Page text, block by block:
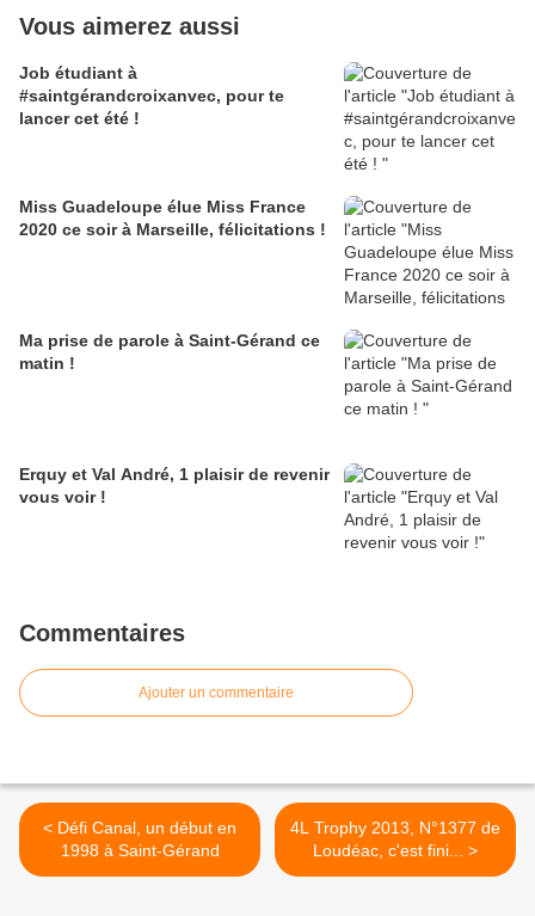
Vous aimerez aussi
Job étudiant à
#saintgérandcroixanvec, pour te
lancer cet été !
Miss Guadeloupe élue Miss France
2020 ce soir à Marseille, félicitations !
Ma prise de parole à Saint-Gérand ce
matin !
Erquy et Val André, 1 plaisir de revenir
vous voir !
Commentaires
Ajouter un commentaire
< Défi Canal, un début en
1998 à Saint-Gérand
4L Trophy 2013, N°1377 de
Loudéac, c'est fini... >